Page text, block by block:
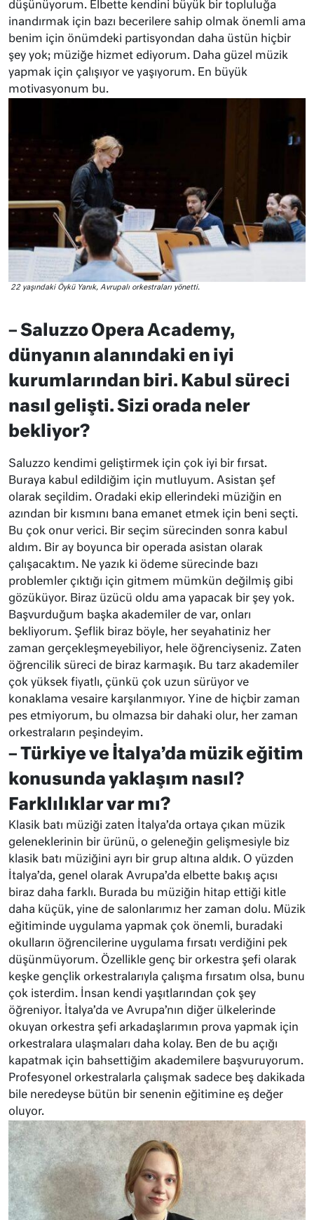
düşünüyorum. Elbette kendini büyük bir topluluğa
inandırmak için bazı becerilere sahip olmak önemli ama
benim için önümdeki partisyondan daha üstün hiçbir
şey yok; müziğe hizmet ediyorum. Daha güzel müzik
yapmak için çalışıyor ve yaşıyorum. En büyük
motivasyonum bu.
22 yaşındaki Öykü Yanık, Avrupalı orkestraları yönetti.
– Saluzzo Opera Academy,
dünyanın alanındaki en iyi
kurumlarından biri. Kabul süreci
nasıl gelişti. Sizi orada neler
bekliyor?
Saluzzo kendimi geliştirmek için çok iyi bir fırsat.
Buraya kabul edildiğim için mutluyum. Asistan şef
olarak seçildim. Oradaki ekip ellerindeki müziğin en
azından bir kısmını bana emanet etmek için beni seçti.
Bu çok onur verici. Bir seçim sürecinden sonra kabul
aldım. Bir ay boyunca bir operada asistan olarak
çalışacaktım. Ne yazık ki ödeme sürecinde bazı
problemler çıktığı için gitmem mümkün değilmiş gibi
gözüküyor. Biraz üzücü oldu ama yapacak bir şey yok.
Başvurduğum başka akademiler de var, onları
bekliyorum. Şeflik biraz böyle, her seyahatiniz her
zaman gerçekleşmeyebiliyor, hele öğrenciyseniz. Zaten
öğrencilik süreci de biraz karmaşık. Bu tarz akademiler
çok yüksek fiyatlı, çünkü çok uzun sürüyor ve
konaklama vesaire karşılanmıyor. Yine de hiçbir zaman
pes etmiyorum, bu olmazsa bir dahaki olur, her zaman
orkestraların peşindeyim.
– Türkiye ve İtalya’da müzik eğitim
konusunda yaklaşım nasıl?
Farklılıklar var mı?
Klasik batı müziği zaten İtalya’da ortaya çıkan müzik
geleneklerinin bir ürünü, o geleneğin gelişmesiyle biz
klasik batı müziğini ayrı bir grup altına aldık. O yüzden
İtalya’da, genel olarak Avrupa’da elbette bakış açısı
biraz daha farklı. Burada bu müziğin hitap ettiği kitle
daha küçük, yine de salonlarımız her zaman dolu. Müzik
eğitiminde uygulama yapmak çok önemli, buradaki
okulların öğrencilerine uygulama fırsatı verdiğini pek
düşünmüyorum. Özellikle genç bir orkestra şefi olarak
keşke gençlik orkestralarıyla çalışma fırsatım olsa, bunu
çok isterdim. İnsan kendi yaşıtlarından çok şey
öğreniyor. İtalya’da ve Avrupa’nın diğer ülkelerinde
okuyan orkestra şefi arkadaşlarımın prova yapmak için
orkestralara ulaşmaları daha kolay. Ben de bu açığı
kapatmak için bahsettiğim akademilere başvuruyorum.
Profesyonel orkestralarla çalışmak sadece beş dakikada
bile neredeyse bütün bir senenin eğitimine eş değer
oluyor.